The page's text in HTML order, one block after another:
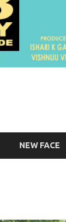
NEW FACE